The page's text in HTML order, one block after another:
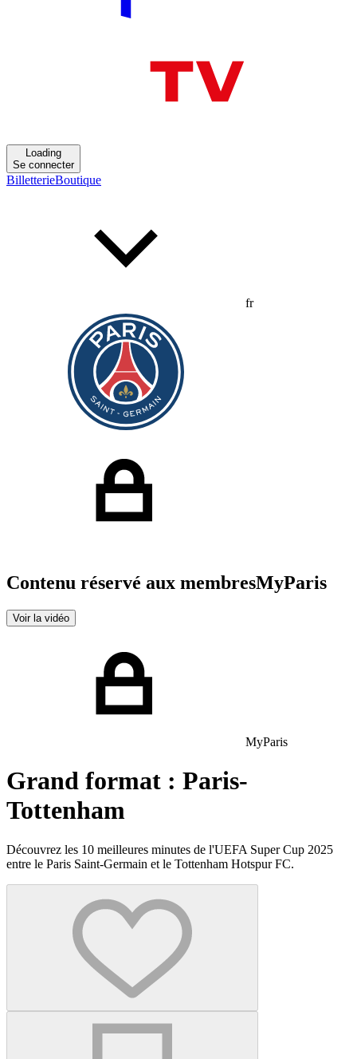
Loading
Se connecter
BilletterieBoutique
fr
Contenu réservé aux membresMyParis
Voir la vidéo
MyParis
Grand format : Paris-
Tottenham
Découvrez les 10 meilleures minutes de l'UEFA Super Cup 2025
entre le Paris Saint-Germain et le Tottenham Hotspur FC.